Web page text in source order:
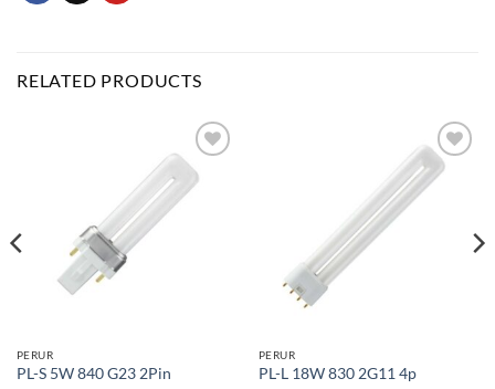
RELATED PRODUCTS
Bæta
við á
óskalista
PERUR
PL-S 5W 840 G23 2Pin
Bæta
við á
PERUR
PL-L 18W 830 2G11 4p